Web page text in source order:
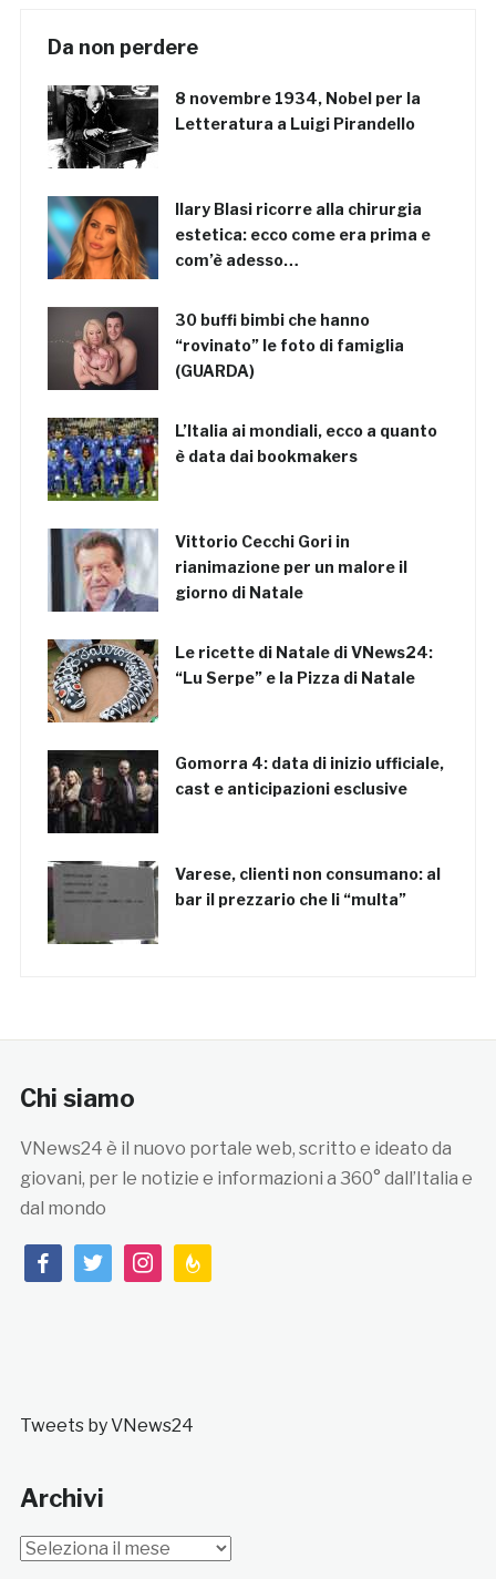
Da non perdere
8 novembre 1934, Nobel per la
Letteratura a Luigi Pirandello
Ilary Blasi ricorre alla chirurgia
estetica: ecco come era prima e
com’è adesso…
30 buffi bimbi che hanno
“rovinato” le foto di famiglia
(GUARDA)
L’Italia ai mondiali, ecco a quanto
è data dai bookmakers
Vittorio Cecchi Gori in
rianimazione per un malore il
giorno di Natale
Le ricette di Natale di VNews24:
“Lu Serpe” e la Pizza di Natale
Gomorra 4: data di inizio ufficiale,
cast e anticipazioni esclusive
Varese, clienti non consumano: al
bar il prezzario che li “multa”
Chi siamo
VNews24 è il nuovo portale web, scritto e ideato da
giovani, per le notizie e informazioni a 360° dall’Italia e
dal mondo
facebooktwitterinstagramfeedburner
Tweets by VNews24
Archivi
Archivi